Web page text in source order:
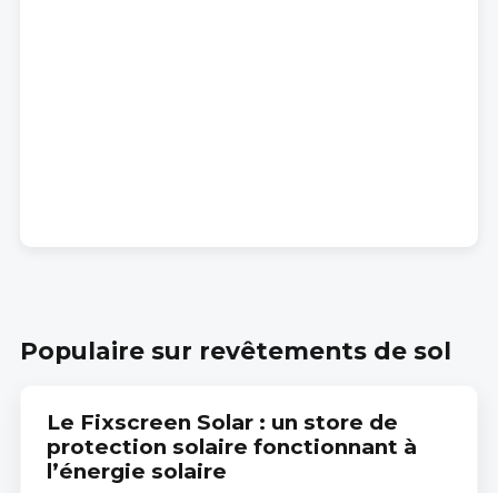
Populaire sur revêtements de sol
Le Fixscreen Solar : un store de
protection solaire fonctionnant à
l’énergie solaire